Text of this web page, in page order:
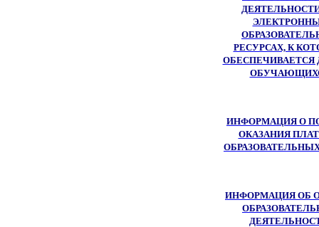
РЕСУРСАХ, К
ОБЕСПЕЧИВАЕТСЯ
ИНФОРМАЦИЯ О
ОКАЗАНИЯ
ИНФОРМАЦИЯ ОБ